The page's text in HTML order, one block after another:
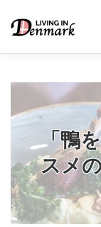
LIFE TIPS –
STUDY– 留
WORK– デ
「鴨
スメ